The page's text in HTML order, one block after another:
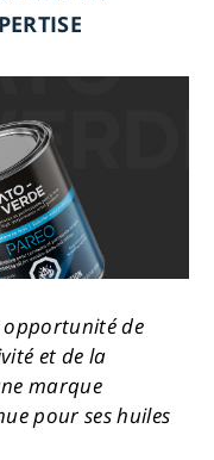
opportunité de
et de la
marque
pour ses huiles